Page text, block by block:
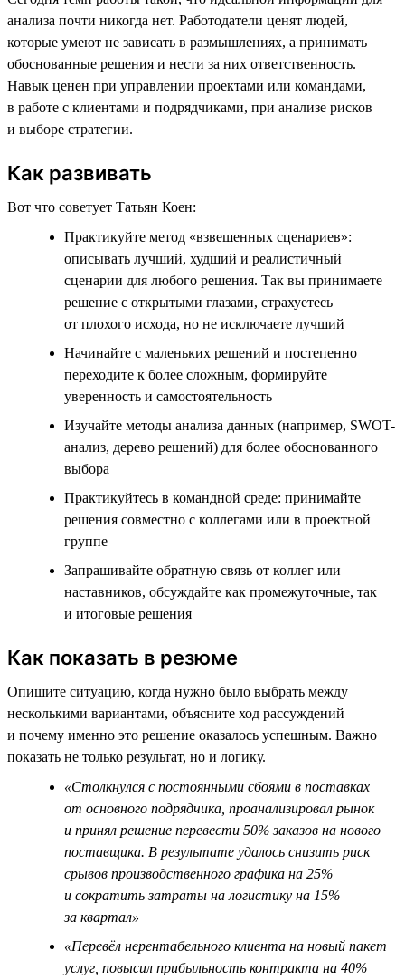
анализа почти никогда нет. Работодатели ценят людей,
которые умеют не зависать в размышлениях, а принимать
обоснованные решения и нести за них ответственность.
Навык ценен при управлении проектами или командами,
в работе с клиентами и подрядчиками, при анализе рисков
и выборе стратегии.
Как развивать
Вот что советует Татьян Коен:
Практикуйте метод «взвешенных сценариев»:
описывать лучший, худший и реалистичный
сценарии для любого решения. Так вы принимаете
решение с открытыми глазами, страхуетесь
от плохого исхода, но не исключаете лучший
Начинайте с маленьких решений и постепенно
переходите к более сложным, формируйте
уверенность и самостоятельность
Изучайте методы анализа данных (например, SWOT-
анализ, дерево решений) для более обоснованного
выбора
Практикуйтесь в командной среде: принимайте
решения совместно с коллегами или в проектной
группе
Запрашивайте обратную связь от коллег или
наставников, обсуждайте как промежуточные, так
и итоговые решения
Как показать в резюме
Опишите ситуацию, когда нужно было выбрать между
несколькими вариантами, объясните ход рассуждений
и почему именно это решение оказалось успешным. Важно
показать не только результат, но и логику.
«Столкнулся с постоянными сбоями в поставках
от основного подрядчика, проанализировал рынок
и принял решение перевести 50% заказов на нового
поставщика. В результате удалось снизить риск
срывов производственного графика на 25%
и сократить затраты на логистику на 15%
за квартал»
«Перевёл нерентабельного клиента на новый пакет
услуг, повысил прибыльность контракта на 40%